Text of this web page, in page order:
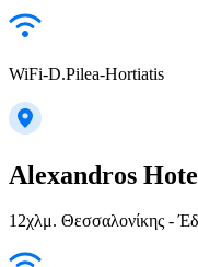
WiFi-D.Pilea-Hortiatis
Alexandros
12χλμ. Θεσσαλονίκης -